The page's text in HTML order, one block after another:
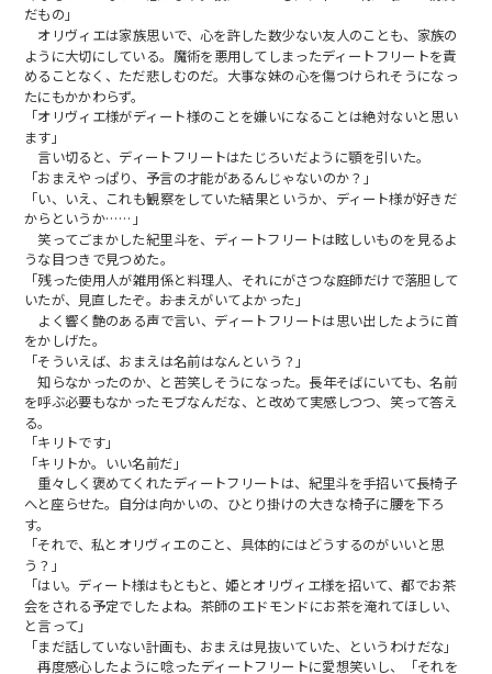
だもの」
オリヴィエは家族思いで、心を許した数少ない友人のことも、家族の
ように大切にしている。魔術を悪用してしまったディートフリートを責
めることなく、ただ悲しむのだ。大事な妹の心を傷つけられそうになっ
たにもかかわらず。
「オリヴィエ様がディート様のことを嫌いになることは絶対ないと思い
ます」
言い切ると、ディートフリートはたじろいだように顎を引いた。
「おまえやっぱり、予言の才能があるんじゃないのか？」
「い、いえ、これも観察をしていた結果というか、ディート様が好きだ
からというか……」
笑ってごまかした紀里斗を、ディートフリートは眩しいものを見るよ
うな目つきで見つめた。
「残った使用人が雑用係と料理人、それにがさつな庭師だけで落胆して
いたが、見直したぞ。――おまえがいてよかった」
よく響く艶のある声で言い、ディートフリートは思い出したように首
をかしげた。
「そういえば、おまえは名前はなんという？」
知らなかったのか、と苦笑しそうになった。長年そばにいても、名前
を呼ぶ必要もなかったモブなんだな、と改めて実感しつつ、笑って答え
る。
「キリトです」
「キリトか。いい名前だ」
重々しく褒めてくれたディートフリートは、紀里斗を手招いて長椅子
へと座らせた。自分は向かいの、ひとり掛けの大きな椅子に腰を下ろ
す。
「それで、私とオリヴィエのこと、具体的にはどうするのがいいと思
う？」
「はい。ディート様はもともと、姫とオリヴィエ様を招いて、都でお茶
会をされる予定でしたよね。茶師のエドモンドにお茶を淹れてほしい、
と言って」
「まだ話していない計画も、おまえは見抜いていた、というわけだな」
再度感心したように唸ったディートフリートに愛想笑いし、「それを